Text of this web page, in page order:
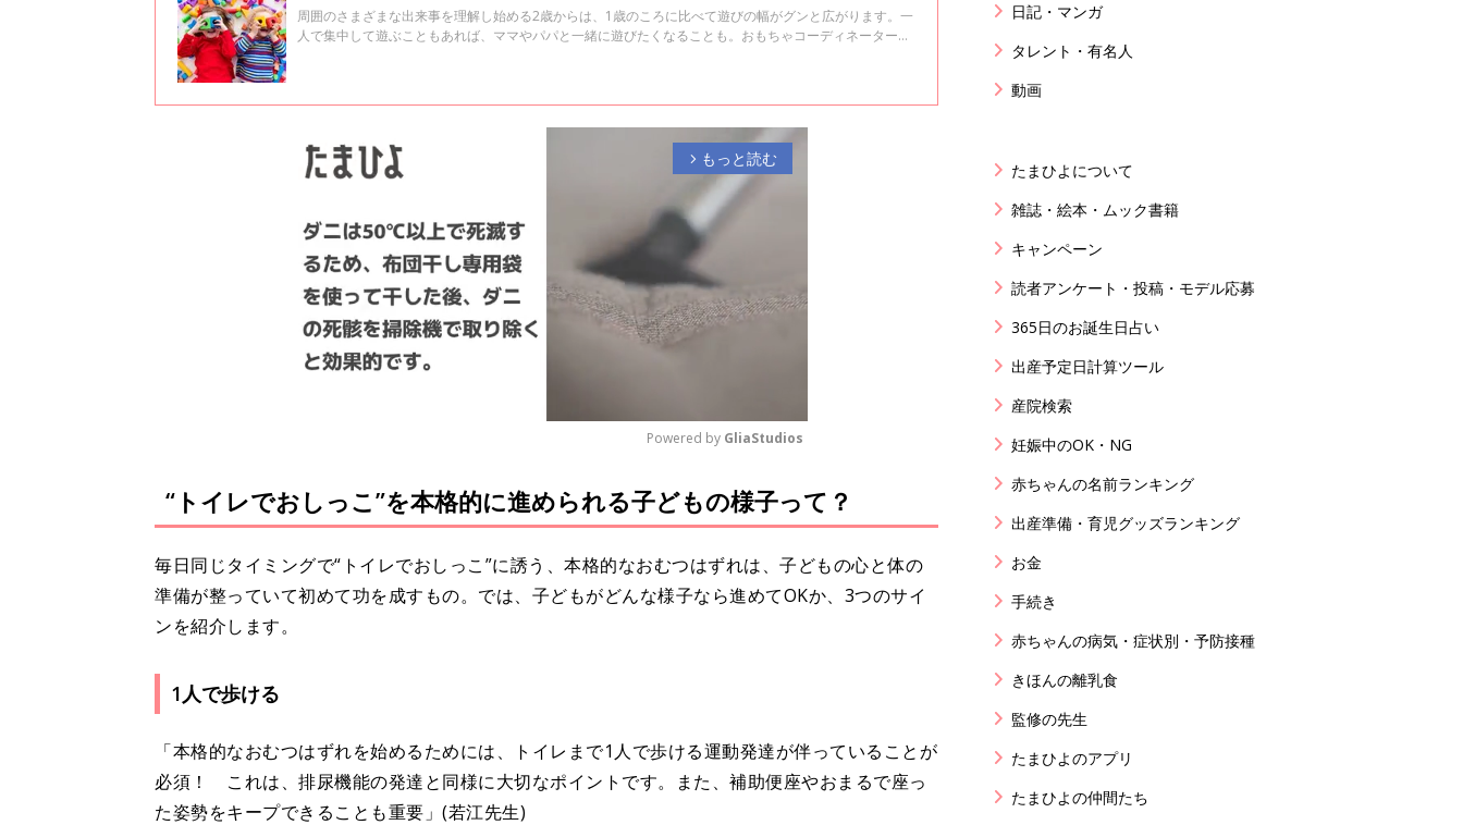
周囲のさまざまな出来事を理解し始める2歳からは、1歳のころに比べて遊びの幅がグンと広がります。一
人で集中して遊ぶこともあれば、ママやパパと一緒に遊びたくなることも。おもちゃコーディネーターで
arrow_forward_ios もっと読む
M
u
t
e
Powered by GliaStudios
“トイレでおしっこ”を本格的に進められる子どもの様子って？
毎日同じタイミングで“トイレでおしっこ”に誘う、本格的なおむつはずれは、子どもの心と体の
準備が整っていて初めて功を成すもの。では、子どもがどんな様子なら進めてOKか、3つのサイ
ンを紹介します。
1人で歩ける
「本格的なおむつはずれを始めるためには、トイレまで1人で歩ける運動発達が伴っていることが
必須！ これは、排尿機能の発達と同様に大切なポイントです。また、補助便座やおまるで座っ
た姿勢をキープできることも重要」(若江先生)
日記・マンガ
タレント・有名人
動画
たまひよについて
雑誌・絵本・ムック書籍
キャンペーン
読者アンケート・投稿・モデル応募
365日のお誕生日占い
出産予定日計算ツール
産院検索
妊娠中のOK・NG
赤ちゃんの名前ランキング
出産準備・育児グッズランキング
お金
手続き
赤ちゃんの病気・症状別・予防接種
きほんの離乳食
監修の先生
たまひよのアプリ
たまひよの仲間たち